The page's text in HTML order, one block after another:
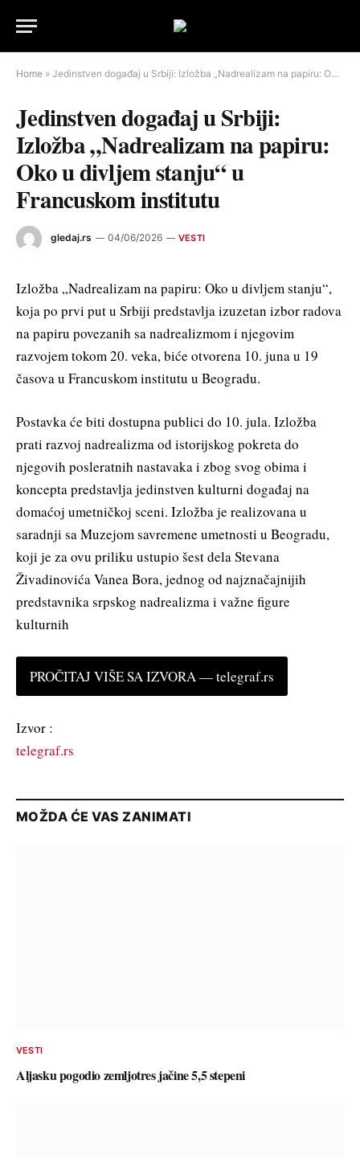
Home » Jedinstven događaj u Srbiji: Izložba „Nadrealizam na papiru: Oko u divljem stanju“ u Francuskom institutu
Jedinstven događaj u Srbiji:
Izložba „Nadrealizam na papiru:
Oko u divljem stanju“ u
Francuskom institutu
gledaj.rs 04/06/2026 VESTI
Izložba „Nadrealizam na papiru: Oko u divljem stanju“,
koja po prvi put u Srbiji predstavlja izuzetan izbor radova
na papiru povezanih sa nadrealizmom i njegovim
razvojem tokom 20. veka, biće otvorena 10. juna u 19
časova u Francuskom institutu u Beogradu.
Postavka će biti dostupna publici do 10. jula. Izložba
prati razvoj nadrealizma od istorijskog pokreta do
njegovih posleratnih nastavaka i zbog svog obima i
koncepta predstavlja jedinstven kulturni događaj na
domaćoj umetničkoj sceni. Izložba je realizovana u
saradnji sa Muzejom savremene umetnosti u Beogradu,
koji je za ovu priliku ustupio šest dela Stevana
Živadinovića Vanea Bora, jednog od najznačajnijih
predstavnika srpskog nadrealizma i važne figure
kulturnih
PROČITAJ VIŠE SA IZVORA — telegraf.rs
Izvor :
telegraf.rs
MOŽDA ĆE VAS ZANIMATI
VESTI
Aljasku pogodio zemljotres jačine 5,5 stepeni